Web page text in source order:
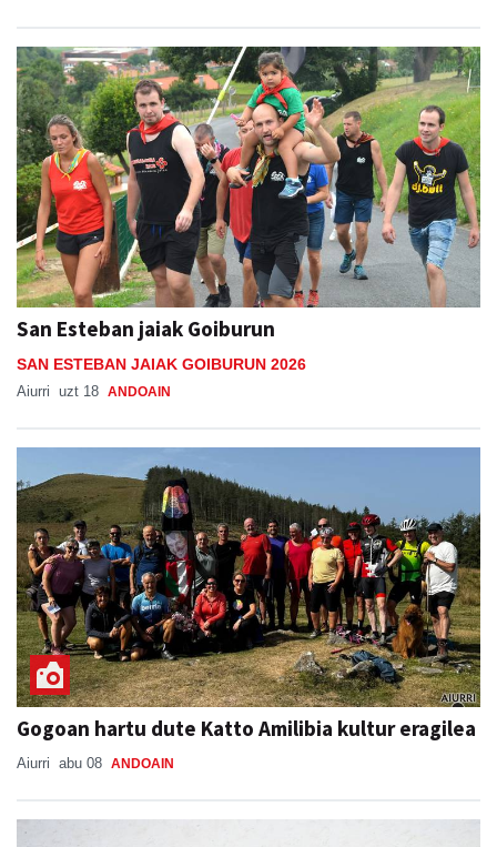
San Esteban jaiak Goiburun
SAN ESTEBAN JAIAK GOIBURUN 2026
Aiurri uzt 18 ANDOAIN
Gogoan hartu dute Katto Amilibia kultur eragilea
Aiurri abu 08 ANDOAIN